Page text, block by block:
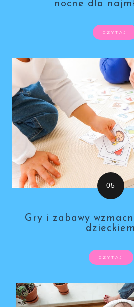
nocne dla
CZYTAJ
Gry i zabawy
dzieckiem
CZYTAJ